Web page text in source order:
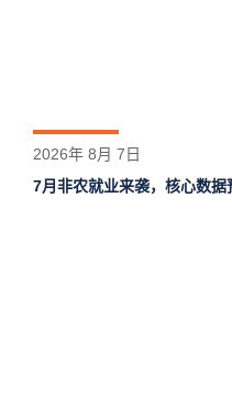
2026年 8月 7日
7月非农就业来袭，核心数